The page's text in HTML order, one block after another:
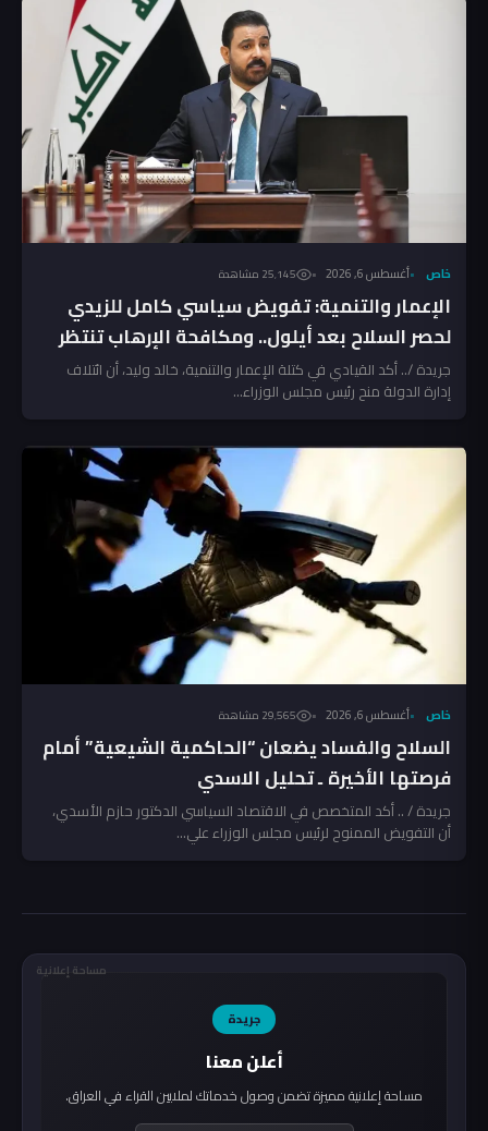
خاص أغسطس 6, 2026 25٬145 مشاهدة
الإعمار والتنمية: تفويض سياسي كامل للزيدي
لحصر السلاح بعد أيلول.. ومكافحة الإرهاب تنتظر
المخالفين!
جريدة /.. أكد القيادي في كتلة الإعمار والتنمية، خالد وليد، أن ائتلاف
إدارة الدولة منح رئيس مجلس الوزراء...
خاص أغسطس 6, 2026 29٬565 مشاهدة
السلاح والفساد يضعان “الحاكمية الشيعية” أمام
فرصتها الأخيرة ـ تحليل الاسدي
جريدة / .. أكد المتخصص في الاقتصاد السياسي الدكتور حازم الأسدي،
أن التفويض الممنوح لرئيس مجلس الوزراء علي...
مساحة إعلانية
جريدة
أعلن معنا
مساحة إعلانية مميزة تضمن وصول خدماتك لملايين القراء في العراق.